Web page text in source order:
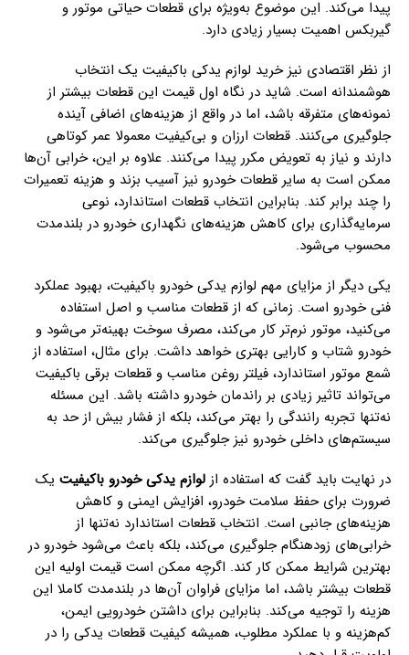
پیدا می‌کند. این موضوع به‌ویژه برای قطعات حیاتی موتور و
گیربکس اهمیت بسیار زیادی دارد.
از نظر اقتصادی نیز خرید لوازم یدکی باکیفیت یک انتخاب
هوشمندانه است. شاید در نگاه اول قیمت این قطعات بیشتر از
نمونه‌های متفرقه باشد، اما در واقع از هزینه‌های اضافی آینده
جلوگیری می‌کنند. قطعات ارزان و بی‌کیفیت معمولا عمر کوتاهی
دارند و نیاز به تعویض مکرر پیدا می‌کنند. علاوه بر این، خرابی آن‌ها
ممکن است به سایر قطعات خودرو نیز آسیب بزند و هزینه تعمیرات
را چند برابر کند. بنابراین انتخاب قطعات استاندارد، نوعی
سرمایه‌گذاری برای کاهش هزینه‌های نگهداری خودرو در بلندمدت
محسوب می‌شود.
یکی دیگر از مزایای مهم لوازم یدکی خودرو باکیفیت، بهبود عملکرد
فنی خودرو است. زمانی که از قطعات مناسب و اصل استفاده
می‌کنید، موتور نرم‌تر کار می‌کند، مصرف سوخت بهینه‌تر می‌شود و
خودرو شتاب و کارایی بهتری خواهد داشت. برای مثال، استفاده از
شمع موتور استاندارد، فیلتر روغن مناسب و قطعات برقی باکیفیت
می‌تواند تاثیر زیادی بر راندمان خودرو داشته باشد. این مسئله
نه‌تنها تجربه رانندگی را بهتر می‌کند، بلکه از فشار بیش از حد به
سیستم‌های داخلی خودرو نیز جلوگیری می‌کند.
در نهایت باید گفت که استفاده از لوازم یدکی خودرو باکیفیت یک
ضرورت برای حفظ سلامت خودرو، افزایش ایمنی و کاهش
هزینه‌های جانبی است. انتخاب قطعات استاندارد نه‌تنها از
خرابی‌های زودهنگام جلوگیری می‌کند، بلکه باعث می‌شود خودرو در
بهترین شرایط ممکن کار کند. اگرچه ممکن است قیمت اولیه این
قطعات بیشتر باشد، اما مزایای فراوان آن‌ها در بلندمدت کاملا این
هزینه را توجیه می‌کند. بنابراین برای داشتن خودرویی ایمن،
کم‌هزینه و با عملکرد مطلوب، همیشه کیفیت قطعات یدکی را در